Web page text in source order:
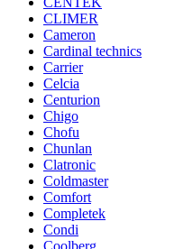
CLIMER
Cameron
Cardinal technics
Carrier
Celcia
Centurion
Chigo
Chofu
Chunlan
Clatronic
Coldmaster
Comfort
Completek
Condi
Coolberg